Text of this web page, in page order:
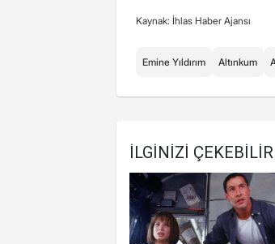
Kaynak: İhlas Haber Ajansı
Emine Yıldırım Altınkum